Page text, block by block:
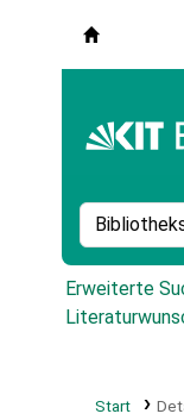
Suche im
Erweiterte
Start